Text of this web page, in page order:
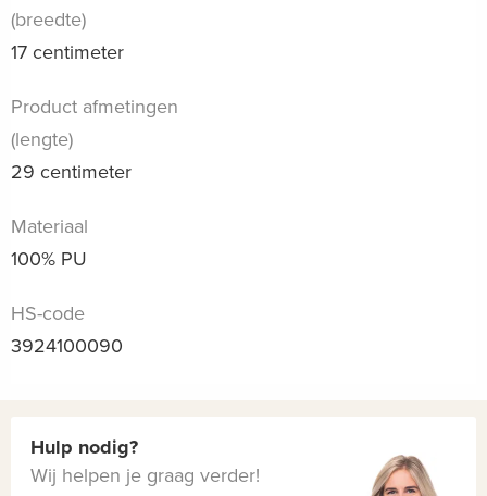
(breedte)
17 centimeter
Product afmetingen
(lengte)
29 centimeter
Materiaal
100% PU
HS-code
3924100090
Hulp nodig?
Wij helpen je graag verder!